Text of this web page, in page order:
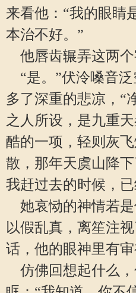
来看他：“我的眼睛
本治不好。”
他唇齿辗弄这两
“是。”伏泠嗓音
多了深重的悲凉，“
之人所设，是九重
酷的一项，轻则灰
散，那年天虞山降
我赶过去的时候，
她哀恸的神情若是
以假乱真，离笙注
话，他的眼神里有审
仿佛回想起什么，